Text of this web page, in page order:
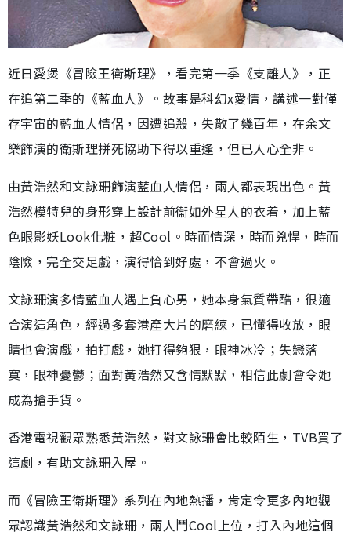
近日愛煲《冒險王衛斯理》，看完第一季《支離人》，正
在追第二季的《藍血人》。故事是科幻x愛情，講述一對僅
存宇宙的藍血人情侶，因遭追殺，失散了幾百年，在余文
樂飾演的衛斯理拼死協助下得以重逢，但已人心全非。
由黃浩然和文詠珊飾演藍血人情侶，兩人都表現出色。黃
浩然模特兒的身形穿上設計前衞如外星人的衣着，加上藍
色眼影妖Look化粧，超Cool。時而情深，時而兇悍，時而
陰險，完全交足戲，演得恰到好處，不會過火。
文詠珊演多情藍血人遇上負心男，她本身氣質帶酷，很適
合演這角色，經過多套港產大片的磨練，已懂得收放，眼
睛也會演戲，拍打戲，她打得夠狠，眼神冰冷；失戀落
寞，眼神憂鬱；面對黃浩然又含情默默，相信此劇會令她
成為搶手貨。
香港電視觀眾熟悉黃浩然，對文詠珊會比較陌生，TVB買了
這劇，有助文詠珊入屋。
而《冒險王衛斯理》系列在內地熱播，肯定令更多內地觀
眾認識黃浩然和文詠珊，兩人鬥Cool上位，打入內地這個